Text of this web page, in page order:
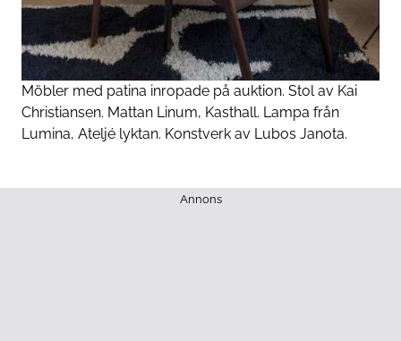
Möbler med patina inropade på auktion. Stol av Kai
Christiansen. Mattan Linum, Kasthall. Lampa från
Lumina, Ateljé lyktan. Konstverk av Lubos Janota.
Annons